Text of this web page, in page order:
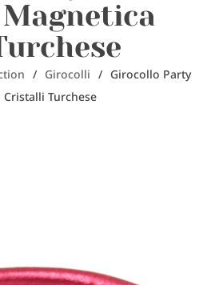
/ Girocolli / Girocollo Party
Turchese